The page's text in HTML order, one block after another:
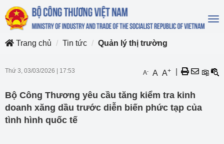
Trang chủ
Tin tức Quản lý thị trường
Thứ 3, 03/03/2026 17:53 A- A A+
Bộ Công Thương yêu cầu tăng kiểm tra kinh
doanh xăng dầu trước diễn biến phức tạp của
tình hình quốc tế